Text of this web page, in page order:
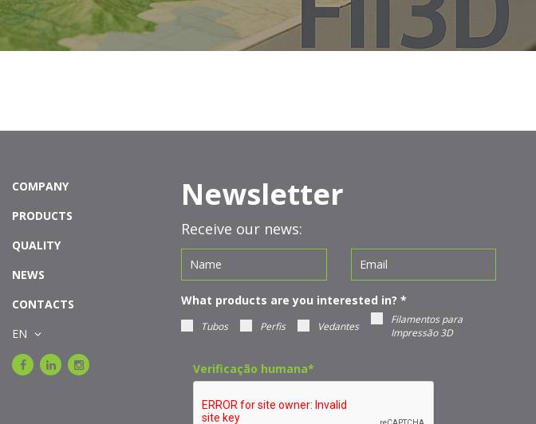
COMPANY
PRODUCTS
QUALITY
NEWS
CONTACTS
EN
Newsletter
Receive our news:
What products are you interested in?*
Tubos Perfis Vedantes
Filamentos para
Impressão 3D
Verificação humana*